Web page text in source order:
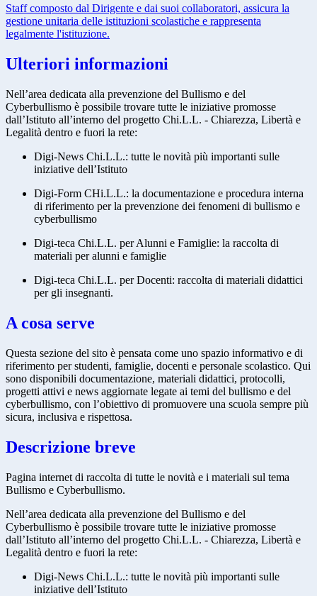
Staff composto dal Dirigente e dai suoi collaboratori, assicura la
gestione unitaria delle istituzioni scolastiche e rappresenta
legalmente l'istituzione.
Ulteriori informazioni
Nell’area dedicata alla prevenzione del Bullismo e del
Cyberbullismo è possibile trovare tutte le iniziative promosse
dall’Istituto all’interno del progetto Chi.L.L. - Chiarezza, Libertà e
Legalità dentro e fuori la rete:
Digi-News Chi.L.L.: tutte le novità più importanti sulle
iniziative dell’Istituto
Digi-Form CHi.L.L.: la documentazione e procedura interna
di riferimento per la prevenzione dei fenomeni di bullismo e
cyberbullismo
Digi-teca Chi.L.L. per Alunni e Famiglie: la raccolta di
materiali per alunni e famiglie
Digi-teca Chi.L.L. per Docenti: raccolta di materiali didattici
per gli insegnanti.
A cosa serve
Questa sezione del sito è pensata come uno spazio informativo e di
riferimento per studenti, famiglie, docenti e personale scolastico. Qui
sono disponibili documentazione, materiali didattici, protocolli,
progetti attivi e news aggiornate legate ai temi del bullismo e del
cyberbullismo, con l’obiettivo di promuovere una scuola sempre più
sicura, inclusiva e rispettosa.
Descrizione breve
Pagina internet di raccolta di tutte le novità e i materiali sul tema
Bullismo e Cyberbullismo.
Nell’area dedicata alla prevenzione del Bullismo e del
Cyberbullismo è possibile trovare tutte le iniziative promosse
dall’Istituto all’interno del progetto Chi.L.L. - Chiarezza, Libertà e
Legalità dentro e fuori la rete:
Digi-News Chi.L.L.: tutte le novità più importanti sulle
iniziative dell’Istituto